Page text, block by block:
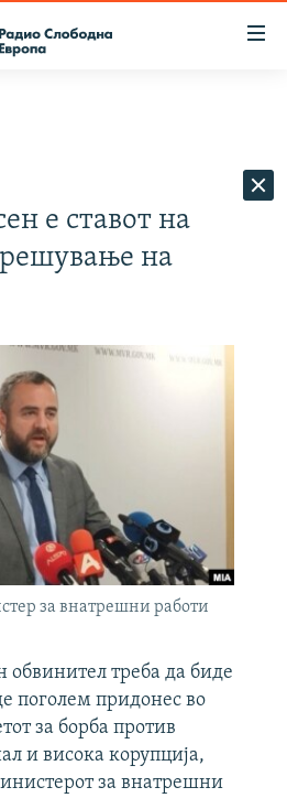
е ставот на
на
за внатрешни работи
обвинител треба да биде
поголем придонес во
за борба против
и висока корупција,
за внатрешни